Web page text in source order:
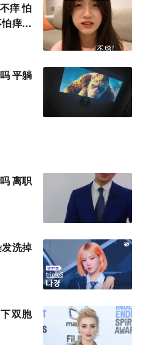
痒 怕
痒了
平躺
离职
洗掉
双胞